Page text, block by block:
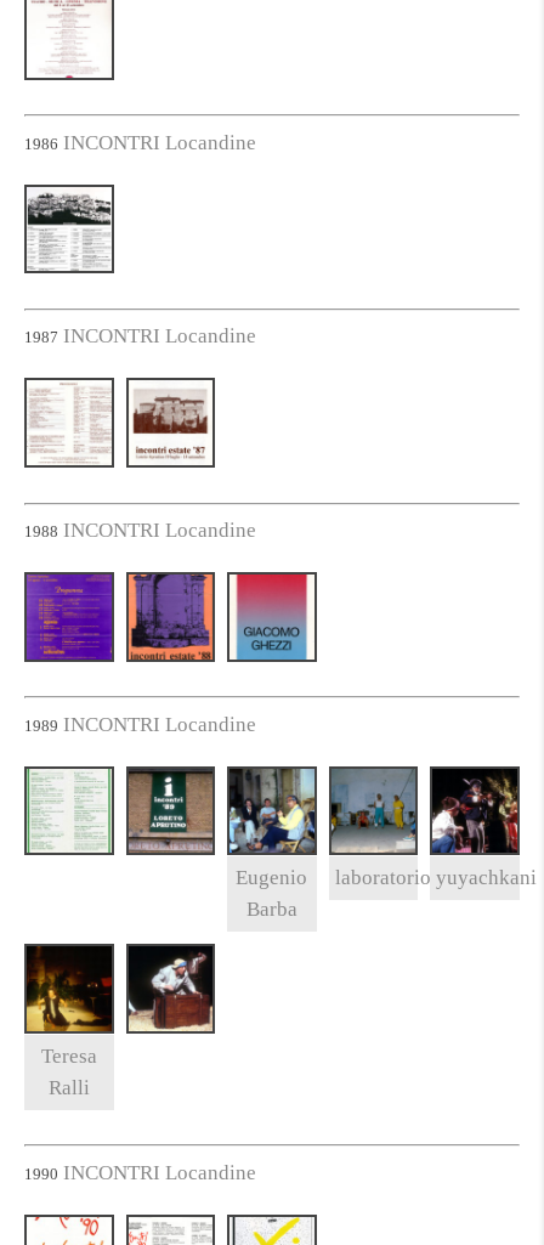
1986 INCONTRI Locandine
1987 INCONTRI Locandine
1988 INCONTRI Locandine
1989 INCONTRI Locandine
Eugenio
Barba
laboratorio yuyachkani
Teresa
Ralli
1990 INCONTRI Locandine